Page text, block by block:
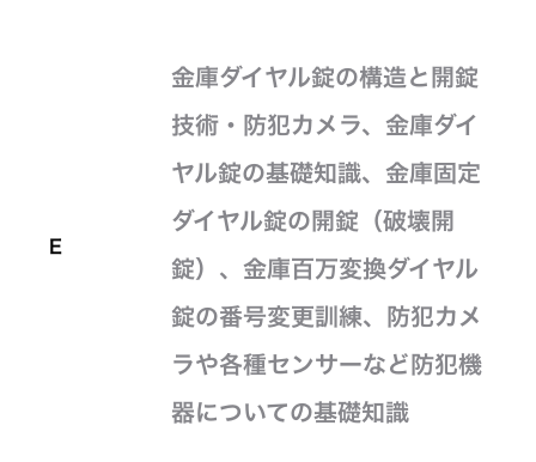
E
金庫ダイヤル錠の構造と開錠
技術・防犯カメラ、金庫ダイ
ヤル錠の基礎知識、金庫固定
ダイヤル錠の開錠（破壊開
錠）、金庫百万変換ダイヤル
錠の番号変更訓練、防犯カメ
ラや各種センサーなど防犯機
器についての基礎知識